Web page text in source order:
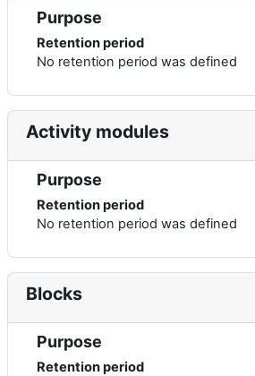
Purpose
Retention period
No retention period was defined
Activity modules
Purpose
Retention period
No retention period was defined
Blocks
Purpose
Retention period